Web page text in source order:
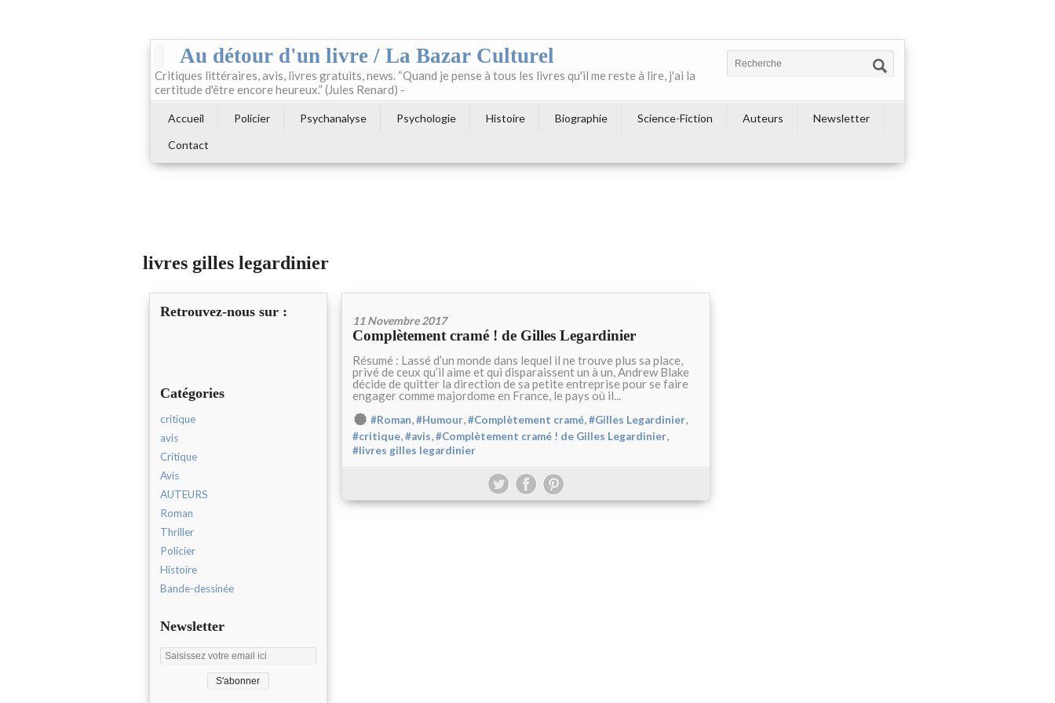
Au détour d'un livre / La Bazar Culturel
Critiques littéraires, avis, livres gratuits, news. “Quand je pense à tous les livres qu'il me reste à lire, j'ai la
certitude d'être encore heureux.” (Jules Renard) -
Accueil Policier Psychanalyse Psychologie Histoire Biographie Science-Fiction Auteurs
Newsletter
Contact
livres gilles legardinier
Retrouvez-nous sur :
Catégories
critique
avis
Critique
Avis
AUTEURS
Roman
Thriller
Policier
Histoire
Bande-dessinée
Newsletter
11 Novembre 2017
Complètement cramé ! de Gilles Legardinier
Résumé : Lassé d’un monde dans lequel il ne trouve plus sa place,
privé de ceux qu’il aime et qui disparaissent un à un, Andrew Blake
décide de quitter la direction de sa petite entreprise pour se faire
engager comme majordome en France, le pays où il...
#Roman,#Humour,#Complètement cramé,#Gilles Legardinier,
#critique,#avis,#Complètement cramé ! de Gilles Legardinier,
#livres gilles legardinier